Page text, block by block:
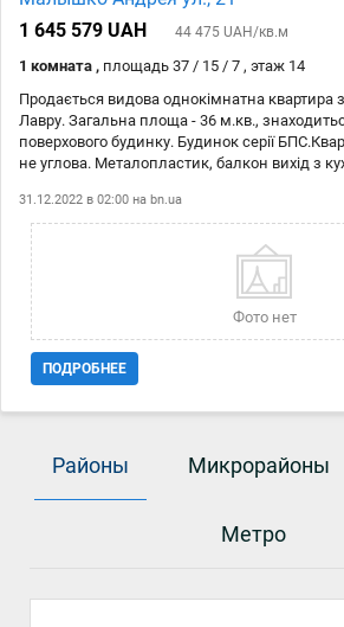
Державний торговельно-економічний
зручна транспортна розвязка: багато
1 645 579 UAH
44 475 UAH/кв.м
1 комната , площадь 37 / 15 / 7 , этаж 14
Продається видова однокімнатна квартира
Лавру. Загальна площа - 36 м.кв.,
поверхового будинку. Будинок серії
не углова. Металопластик, балкон вихід з
новий ліфт, консьерж.Добре розвинута
дитячі садки, ринок, магазини,
Дарниця, Чернігівська.Номер оголошення на
400-385-BN. | АН Satory
31.12.2022 в 02:00 на bn.ua
Фото нет
ПОДРОБНЕЕ
Районы Микрорайоны
Метро